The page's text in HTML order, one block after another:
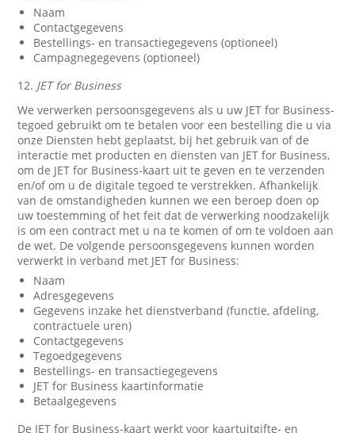
Naam
Contactgegevens
Bestellings- en transactiegegevens (optioneel)
Campagnegegevens (optioneel)
12. JET for Business
We verwerken persoonsgegevens als u uw JET for Business-
tegoed gebruikt om te betalen voor een bestelling die u via
onze Diensten hebt geplaatst, bij het gebruik van of de
interactie met producten en diensten van JET for Business,
om de JET for Business-kaart uit te geven en te verzenden
en/of om u de digitale tegoed te verstrekken. Afhankelijk
van de omstandigheden kunnen we een beroep doen op
uw toestemming of het feit dat de verwerking noodzakelijk
is om een contract met u na te komen of om te voldoen aan
de wet. De volgende persoonsgegevens kunnen worden
verwerkt in verband met JET for Business:
Naam
Adresgegevens
Gegevens inzake het dienstverband (functie, afdeling,
contractuele uren)
Contactgegevens
Tegoedgegevens
Bestellings- en transactiegegevens
JET for Business kaartinformatie
Betaalgegevens
De JET for Business-kaart werkt voor kaartuitgifte- en